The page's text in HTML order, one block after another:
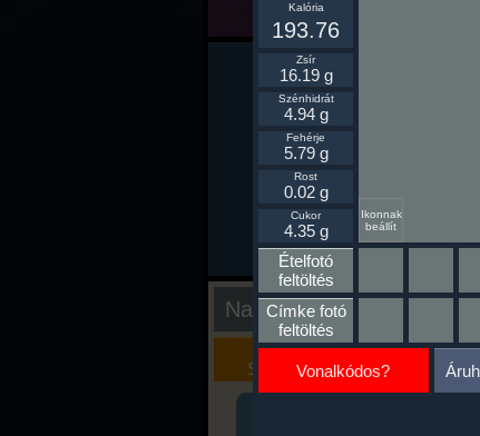
Nap kiértékelése
Kalória
Szimulátor
Szöveges
Értékelés
Ikonnak
beállít
Kalória
193.76
Zsír
16.19 g
Szénhidrát
4.94 g
Fehérje
5.79 g
Rost
0.02 g
Cukor
4.35 g
Ételfotó
feltöltés
Címke fotó
feltöltés
Vonalkódos?